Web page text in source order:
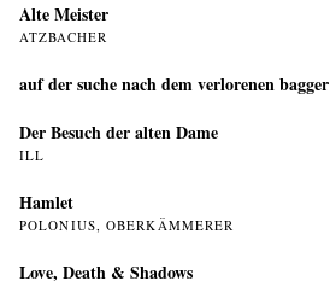
Alte Meister
ATZBACHER
auf der suche nach dem verlorenen bagger
Der Besuch der alten Dame
ILL
Hamlet
POLONIUS, OBERKÄMMERER
Love, Death & Shadows